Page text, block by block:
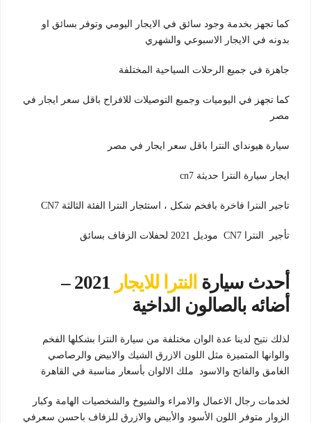
كما تجهز بخدمة وجود سائق في الايجار اليومي وتوفر بسائق او
بدونه في الايجار الاسبوعي والشهري
جاهزة في جميع الرحلات السياحية المختلفة
كما تجهز في اليوميات وجميع التوصيلات للافراح باقل سعر ايجار في
مصر
سيارة هيونداي النترا باقل سعر ايجار في مصر
ايجار سيارة النترا حديثة cn7
تاجير النترا فاخرة بافخم شكل ، استئجار النترا الفئة الثالثة CN7
تأجير النترا CN7 موديل 2021 لحفلات الزفاف بسائق
أحدث سيارة النترا للايجار
2021 –
أضائه بالصالون الداخية
لذلك نتيح لدينا عدة الوان مختلفة من سيارة النترا بشكلها الفخم
والوانها المتميزة مثل اللون الازرق الشيك والابيض والرصاصي
الغامق والفاتح والاسود ملك الالوان بأسعار مناسبة في القاهرة
لخدمات رجال الاعمال والامراء والشيوخ والشخصيات الهامة وكبار
الزوار متوفر اللون الأسود والأبيض والازرق للزفاف باحسن سعرفي